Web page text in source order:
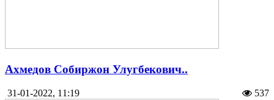
Ахмедов Собиржон Улугбекович..
31-01-2022, 11:19 537